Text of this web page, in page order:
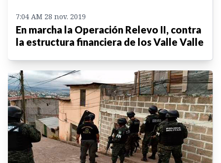
7:04 AM 28 nov. 2019
En marcha la Operación Relevo II, contra
la estructura financiera de los Valle Valle